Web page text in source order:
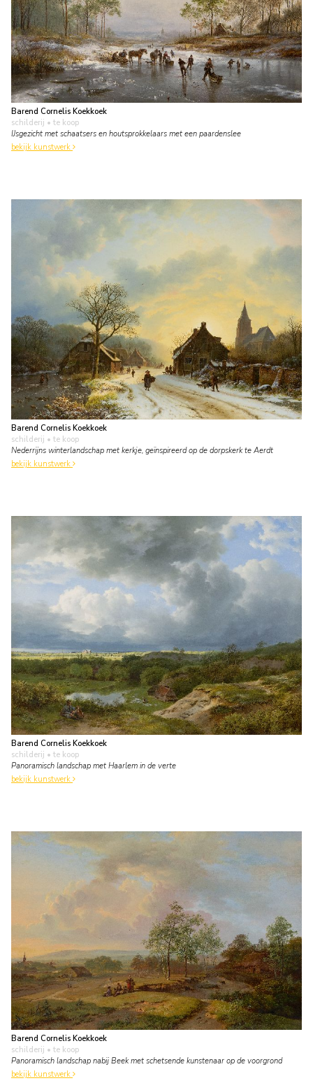
Barend Cornelis Koekkoek
schilderij • te koop
IJsgezicht met schaatsers en houtsprokkelaars met een paardenslee
bekijk kunstwerk
Barend Cornelis Koekkoek
schilderij • te koop
Nederrijns winterlandschap met kerkje, geïnspireerd op de dorpskerk te Aerdt
bekijk kunstwerk
Barend Cornelis Koekkoek
schilderij • te koop
Panoramisch landschap met Haarlem in de verte
bekijk kunstwerk
Barend Cornelis Koekkoek
schilderij • te koop
Panoramisch landschap nabij Beek met schetsende kunstenaar op de voorgrond
bekijk kunstwerk